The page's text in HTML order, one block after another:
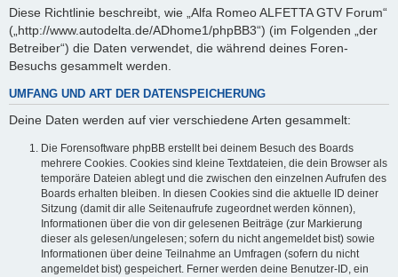
Diese Richtlinie beschreibt, wie „Alfa Romeo ALFETTA GTV Forum“
(„http://www.autodelta.de/ADhome1/phpBB3“) (im Folgenden „der
Betreiber“) die Daten verwendet, die während deines Foren-
Besuchs gesammelt werden.
UMFANG UND ART DER DATENSPEICHERUNG
Deine Daten werden auf vier verschiedene Arten gesammelt:
Die Forensoftware phpBB erstellt bei deinem Besuch des Boards
mehrere Cookies. Cookies sind kleine Textdateien, die dein Browser als
temporäre Dateien ablegt und die zwischen den einzelnen Aufrufen des
Boards erhalten bleiben. In diesen Cookies sind die aktuelle ID deiner
Sitzung (damit dir alle Seitenaufrufe zugeordnet werden können),
Informationen über die von dir gelesenen Beiträge (zur Markierung
dieser als gelesen/ungelesen; sofern du nicht angemeldet bist) sowie
Informationen über deine Teilnahme an Umfragen (sofern du nicht
angemeldet bist) gespeichert. Ferner werden deine Benutzer-ID, ein